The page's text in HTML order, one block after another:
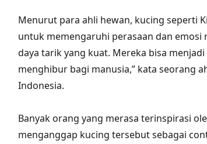
Menurut para ahli hewan, kucing seperti
untuk memengaruhi perasaan dan emosi
daya tarik yang kuat. Mereka bisa
menghibur bagi manusia,” kata seorang
Indonesia.
Banyak orang yang merasa terinspirasi
menganggap kucing tersebut sebagai